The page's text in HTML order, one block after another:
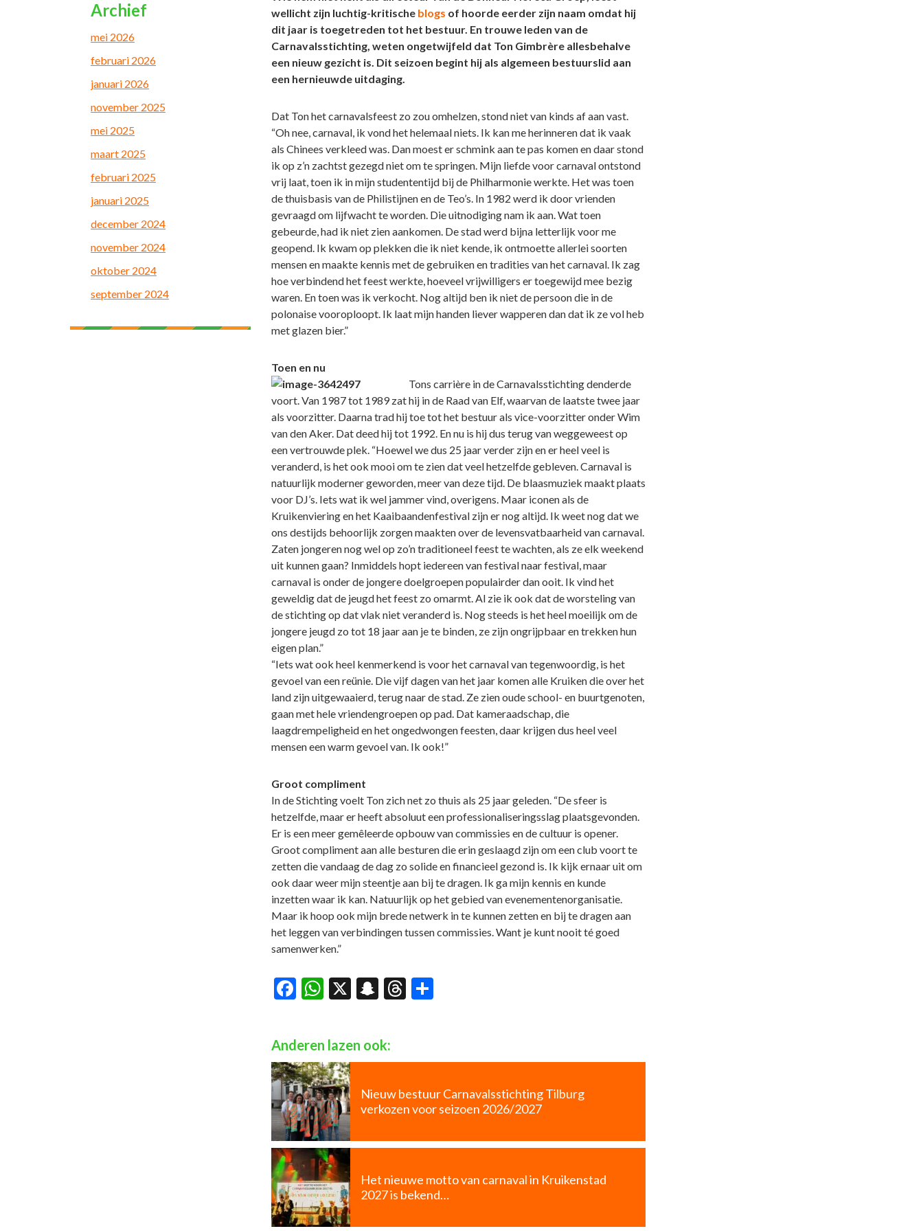
Archief
mei 2026
februari 2026
januari 2026
november 2025
mei 2025
maart 2025
februari 2025
januari 2025
december 2024
november 2024
oktober 2024
september 2024
wellicht zijn luchtig-kritische blogs of hoorde eerder zijn naam omdat hij
dit jaar is toegetreden tot het bestuur. En trouwe leden van de
Carnavalsstichting, weten ongetwijfeld dat Ton Gimbrère allesbehalve
een nieuw gezicht is. Dit seizoen begint hij als algemeen bestuurslid aan
een hernieuwde uitdaging.
Dat Ton het carnavalsfeest zo zou omhelzen, stond niet van kinds af aan vast.
“Oh nee, carnaval, ik vond het helemaal niets. Ik kan me herinneren dat ik vaak
als Chinees verkleed was. Dan moest er schmink aan te pas komen en daar stond
ik op z’n zachtst gezegd niet om te springen. Mijn liefde voor carnaval ontstond
vrij laat, toen ik in mijn studententijd bij de Philharmonie werkte. Het was toen
de thuisbasis van de Philistijnen en de Teo’s. In 1982 werd ik door vrienden
gevraagd om lijfwacht te worden. Die uitnodiging nam ik aan. Wat toen
gebeurde, had ik niet zien aankomen. De stad werd bijna letterlijk voor me
geopend. Ik kwam op plekken die ik niet kende, ik ontmoette allerlei soorten
mensen en maakte kennis met de gebruiken en tradities van het carnaval. Ik zag
hoe verbindend het feest werkte, hoeveel vrijwilligers er toegewijd mee bezig
waren. En toen was ik verkocht. Nog altijd ben ik niet de persoon die in de
polonaise vooroploopt. Ik laat mijn handen liever wapperen dan dat ik ze vol heb
met glazen bier.”
Toen en nu
Tons carrière in de Carnavalsstichting denderde
voort. Van 1987 tot 1989 zat hij in de Raad van Elf, waarvan de laatste twee jaar
als voorzitter. Daarna trad hij toe tot het bestuur als vice-voorzitter onder Wim
van den Aker. Dat deed hij tot 1992. En nu is hij dus terug van weggeweest op
een vertrouwde plek. “Hoewel we dus 25 jaar verder zijn en er heel veel is
veranderd, is het ook mooi om te zien dat veel hetzelfde gebleven. Carnaval is
natuurlijk moderner geworden, meer van deze tijd. De blaasmuziek maakt plaats
voor DJ’s. Iets wat ik wel jammer vind, overigens. Maar iconen als de
Kruikenviering en het Kaaibaandenfestival zijn er nog altijd. Ik weet nog dat we
ons destijds behoorlijk zorgen maakten over de levensvatbaarheid van carnaval.
Zaten jongeren nog wel op zo’n traditioneel feest te wachten, als ze elk weekend
uit kunnen gaan? Inmiddels hopt iedereen van festival naar festival, maar
carnaval is onder de jongere doelgroepen populairder dan ooit. Ik vind het
geweldig dat de jeugd het feest zo omarmt. Al zie ik ook dat de worsteling van
de stichting op dat vlak niet veranderd is. Nog steeds is het heel moeilijk om de
jongere jeugd zo tot 18 jaar aan je te binden, ze zijn ongrijpbaar en trekken hun
eigen plan.”
“Iets wat ook heel kenmerkend is voor het carnaval van tegenwoordig, is het
gevoel van een reünie. Die vijf dagen van het jaar komen alle Kruiken die over het
land zijn uitgewaaierd, terug naar de stad. Ze zien oude school- en buurtgenoten,
gaan met hele vriendengroepen op pad. Dat kameraadschap, die
laagdrempeligheid en het ongedwongen feesten, daar krijgen dus heel veel
mensen een warm gevoel van. Ik ook!”
Groot compliment
In de Stichting voelt Ton zich net zo thuis als 25 jaar geleden. “De sfeer is
hetzelfde, maar er heeft absoluut een professionaliseringsslag plaatsgevonden.
Er is een meer gemêleerde opbouw van commissies en de cultuur is opener.
Groot compliment aan alle besturen die erin geslaagd zijn om een club voort te
zetten die vandaag de dag zo solide en financieel gezond is. Ik kijk ernaar uit om
ook daar weer mijn steentje aan bij te dragen. Ik ga mijn kennis en kunde
inzetten waar ik kan. Natuurlijk op het gebied van evenementenorganisatie.
Maar ik hoop ook mijn brede netwerk in te kunnen zetten en bij te dragen aan
het leggen van verbindingen tussen commissies. Want je kunt nooit té goed
samenwerken.”
Facebook
WhatsApp
X Snapchat
Threads
Delen
Anderen lazen ook:
Nieuw bestuur Carnavalsstichting Tilburg
verkozen voor seizoen 2026/2027
Het nieuwe motto van carnaval in Kruikenstad
2027 is bekend…